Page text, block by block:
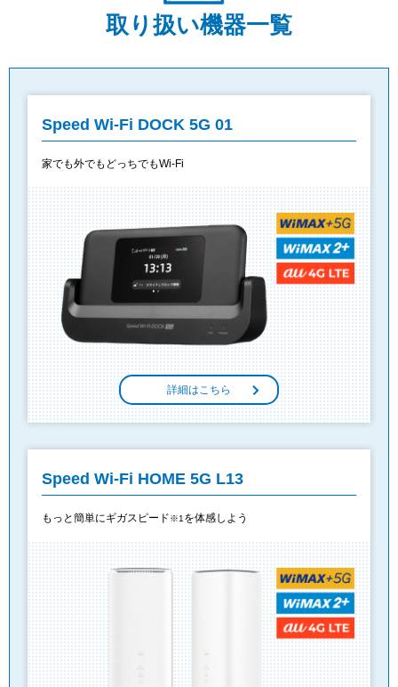
取り扱い機器一覧
Speed Wi-Fi DOCK 5G 01
家でも外でもどっちでもWi-Fi
詳細はこちら
Speed Wi-Fi HOME 5G L13
もっと簡単にギガスピード※1 を体感しよう